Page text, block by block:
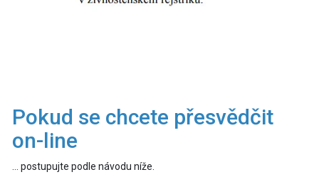
Pokud se chcete přesvědčit
on-line
... postupujte podle návodu níže.